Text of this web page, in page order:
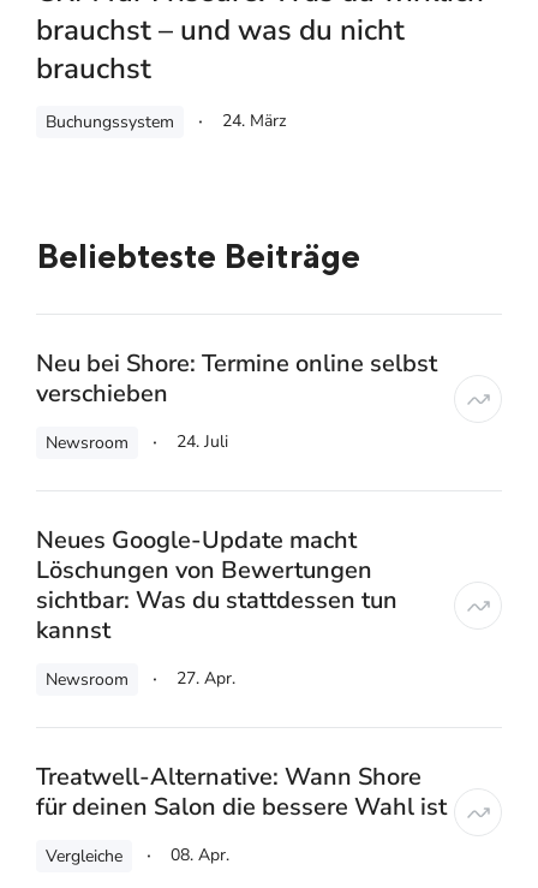
brauchst – und was du nicht
brauchst
Buchungssystem 24. März
Beliebteste Beiträge
Neu bei Shore: Termine online selbst
verschieben
Newsroom 24. Juli
Neues Google-Update macht
Löschungen von Bewertungen
sichtbar: Was du stattdessen tun
kannst
Newsroom 27. Apr.
Treatwell-Alternative: Wann Shore
für deinen Salon die bessere Wahl ist
Vergleiche 08. Apr.